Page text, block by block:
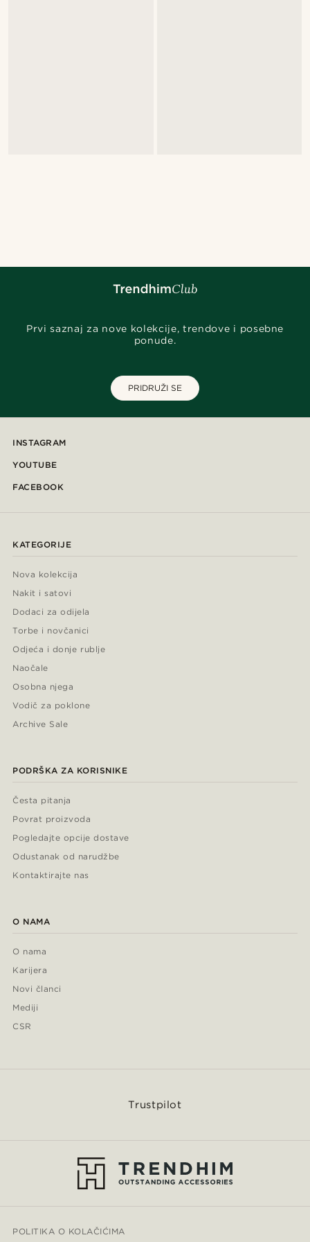
Prvi saznaj za nove kolekcije, trendove i posebne
ponude.
PRIDRUŽI SE
INSTAGRAM
YOUTUBE
FACEBOOK
KATEGORIJE
Nova kolekcija
Nakit i satovi
Dodaci za odijela
Torbe i novčanici
Odjeća i donje rublje
Naočale
Osobna njega
Vodič za poklone
Archive Sale
PODRŠKA ZA KORISNIKE
Česta pitanja
Povrat proizvoda
Pogledajte opcije dostave
Odustanak od narudžbe
Kontaktirajte nas
O NAMA
O nama
Karijera
Novi članci
Mediji
CSR
Trustpilot
POLITIKA O KOLAČIĆIMA